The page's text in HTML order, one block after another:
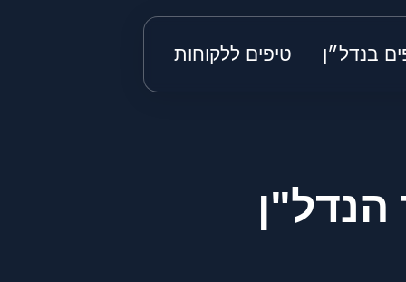
בנדל״ן טיפים ללקוחות
הנדל"ן